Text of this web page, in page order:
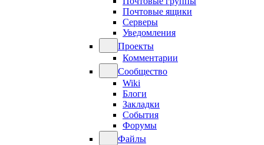
Почтовые ящики
Серверы
Уведомления
Проекты
Комментарии
Сообщество
Wiki
Блоги
Закладки
События
Форумы
Файлы